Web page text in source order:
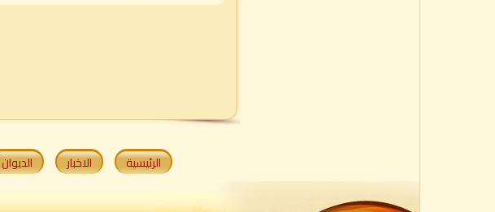
الرئيسية الاخبار الديوان